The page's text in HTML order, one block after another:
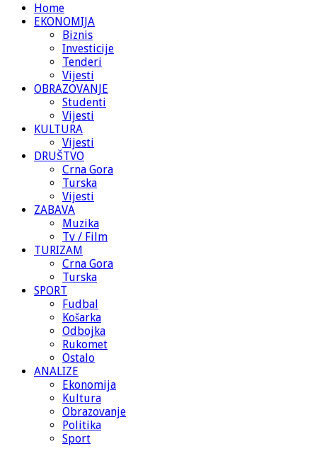
Home
EKONOMIJA
Biznis
Investicije
Tenderi
Vijesti
OBRAZOVANJE
Studenti
Vijesti
KULTURA
Vijesti
DRUŠTVO
Crna Gora
Turska
Vijesti
ZABAVA
Muzika
Tv / Film
TURIZAM
Crna Gora
Turska
SPORT
Fudbal
Košarka
Odbojka
Rukomet
Ostalo
ANALIZE
Ekonomija
Kultura
Obrazovanje
Politika
Sport